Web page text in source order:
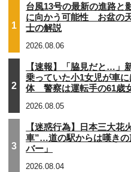
1
台風13号の最新の進路と
に向かう可能性 お盆の
士の解説
2026.08.06
2
【速報】「脇見だと…」
乗っていた小1女児が車
体 警察は運転手の61歳
2026.08.05
3
【迷惑行為】日本三大花
車”…道の駅からは嘆き
バー」
2026.08.04